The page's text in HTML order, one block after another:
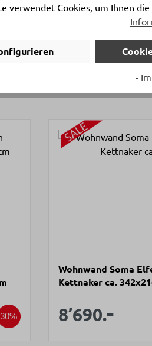
30%
Wohnwand Soma
Kettnaker ca.
8’690.-
verwendet Cookies, um Ihnen
-